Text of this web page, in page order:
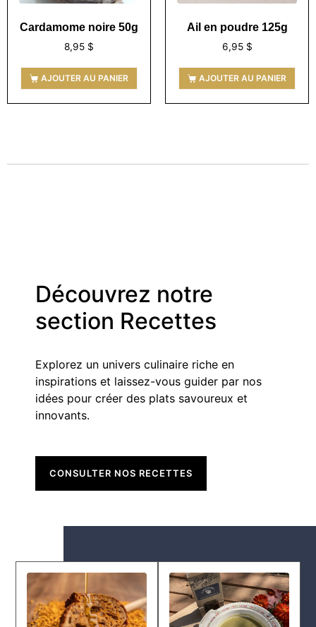
Cardamome noire 50g
8,95 $
AJOUTER AU PANIER
Ail en poudre 125g
6,95 $
AJOUTER AU PANIER
Découvrez notre
section Recettes
Explorez un univers culinaire riche en
inspirations et laissez-vous guider par nos
idées pour créer des plats savoureux et
innovants.
CONSULTER NOS RECETTES